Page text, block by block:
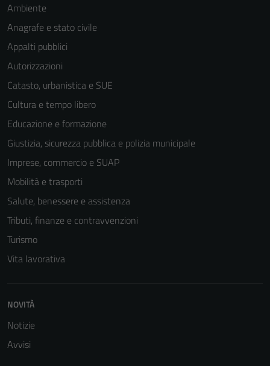
Ambiente
Anagrafe e stato civile
Appalti pubblici
Autorizzazioni
Catasto, urbanistica e SUE
Cultura e tempo libero
Educazione e formazione
Giustizia, sicurezza pubblica e polizia municipale
Imprese, commercio e SUAP
Mobilità e trasporti
Salute, benessere e assistenza
Tributi, finanze e contravvenzioni
Turismo
Vita lavorativa
NOVITÀ
Notizie
Avvisi